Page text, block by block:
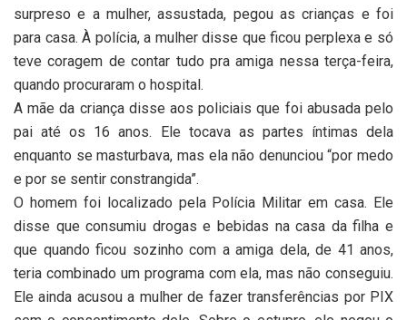
surpreso e a mulher, assustada, pegou as crianças e foi
para casa. À polícia, a mulher disse que ficou perplexa e só
teve coragem de contar tudo pra amiga nessa terça-feira,
quando procuraram o hospital.
A mãe da criança disse aos policiais que foi abusada pelo
pai até os 16 anos. Ele tocava as partes íntimas dela
enquanto se masturbava, mas ela não denunciou “por medo
e por se sentir constrangida”.
O homem foi localizado pela Polícia Militar em casa. Ele
disse que consumiu drogas e bebidas na casa da filha e
que quando ficou sozinho com a amiga dela, de 41 anos,
teria combinado um programa com ela, mas não conseguiu.
Ele ainda acusou a mulher de fazer transferências por PIX